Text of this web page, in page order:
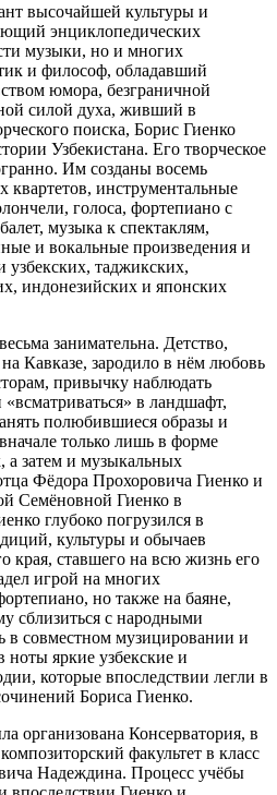
высочайшей культуры и
энциклопедических
музыки, но и многих
и философ, обладавший
юмора, безграничной
силой духа, живший в
поиска, Борис Гиенко
Узбекистана. Его творческое
Им созданы восемь
квартетов, инструментальные
голоса, фортепиано с
музыка к спектаклям,
и вокальные произведения и
узбекских, таджикских,
индонезийских и японских
занимательна. Детство,
Кавказе, зародило в нём любовь
привычку наблюдать
в ландшафт,
полюбившиеся образы и
только лишь в форме
а затем и музыкальных
Фёдора Прохоровича Гиенко и
Семёновной Гиенко в
глубоко погрузился в
культуры и обычаев
края, ставшего на всю жизнь его
игрой на многих
но также на баяне,
сблизиться с народными
в совместном музицировании и
ноты яркие узбекские и
которые впоследствии легли в
Бориса Гиенко.
организована Консерватория, в
факультет в класс
Надеждина. Процесс учёбы